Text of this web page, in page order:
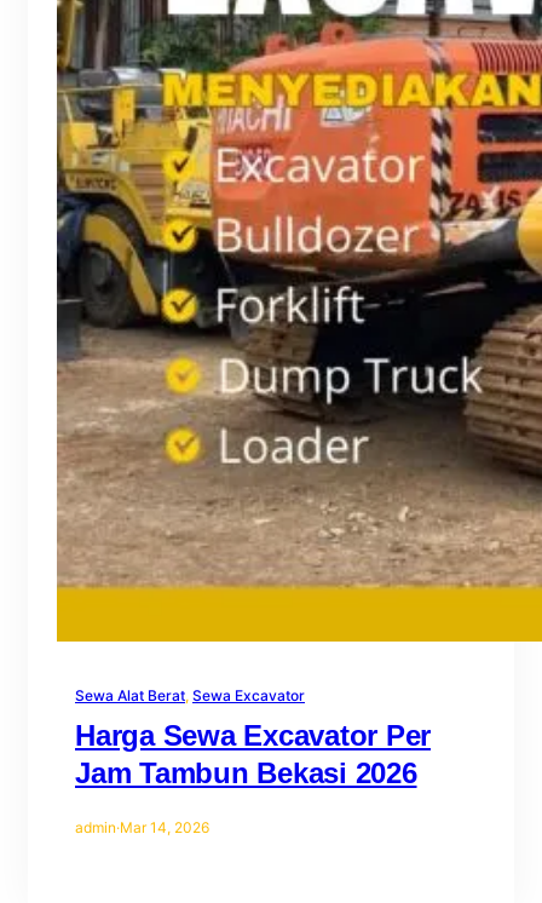
Sewa Alat Berat, Sewa Excavator
Harga Sewa Excavator Per
Jam Tambun Bekasi 2026
admin·Mar 14, 2026